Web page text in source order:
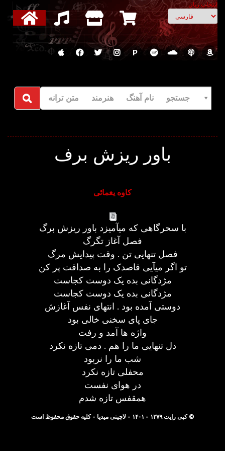
انتخاب زبان
P
جستجو نام آهنگ هنرمند متن ترانه
باور ریزش برف
کاوه یغمائی
با سحرگاهی که میآمیزد باور ریزش برگ
فصل آغاز تگرگ
فصل تنهایی تن . وقت پیدایش مرگ
تو اگر میآیی قاصدک را به صداقت پر کن
مژدگانی بده یک دوست کجاست
مژدگانی بده یک دوست کجاست
دوستی آمده بود . انتهای نفس آغازش
جای پای سخنی خالی بود
واژه ها آمد و رفت
دل تنهایی ما را هم . دمی تازه نکرد
شب ما را نربود
محفلی تازه نکرد
در هوای نفست
همقفس تازه شدم
© کپی رایت ۱۳۷۹ - ۱۴۰۱ - لاچینی میدیا - کلیه حقوق محفوظ است